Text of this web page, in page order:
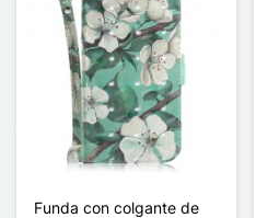
Funda con colgante de